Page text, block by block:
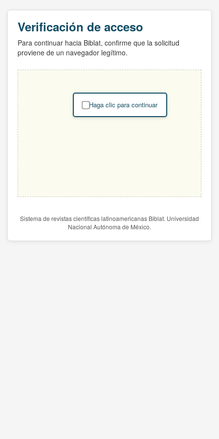
Verificación de acceso
Para continuar hacia Biblat, confirme que la solicitud
proviene de un navegador legítimo.
Haga clic para continuar
Sistema de revistas científicas latinoamericanas Biblat. Universidad
Nacional Autónoma de México.